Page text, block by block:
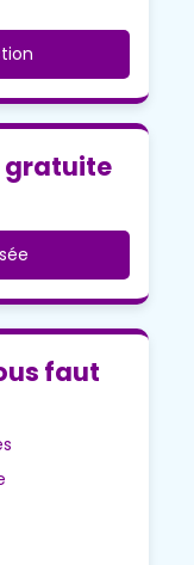
gratuite
faut